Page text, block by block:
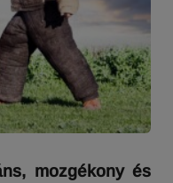
mozgékony és